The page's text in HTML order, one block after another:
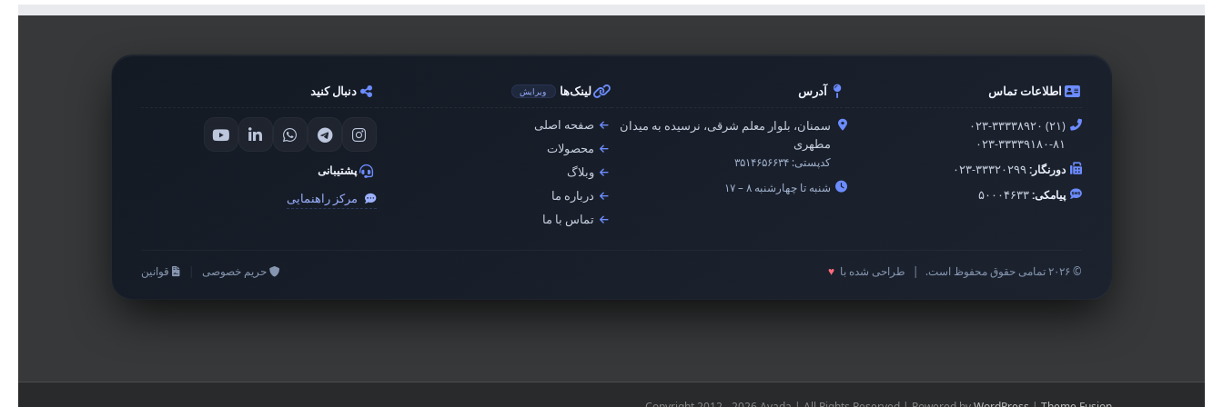
اطلاعات تماس
۰۲۳-۳۳۳۳۸۹۲۰ (۲۱)
۰۲۳-۳۳۳۳۹۱۸۰-۸۱
دورنگار:۰۲۳-۳۳۳۲۰۲۹۹
پیامکی:۵۰۰۰۴۶۳۳
آدرس
سمنان، بلوار معلم شرقی، نرسیده به میدان
مطهری
کدپستی:۳۵۱۴۶۵۶۶۳۴
شنبه تا چهارشنبه ۸ – ۱۷
لینک‌ها ویرایش
صفحه اصلی
محصولات
وبلاگ
درباره ما
تماس با ما
دنبال کنید
پشتیبانی
مرکز راهنمایی
© ۲۰۲۶ تمامی حقوق محفوظ است. طراحی شده با ♥ حریم خصوصی قوانین